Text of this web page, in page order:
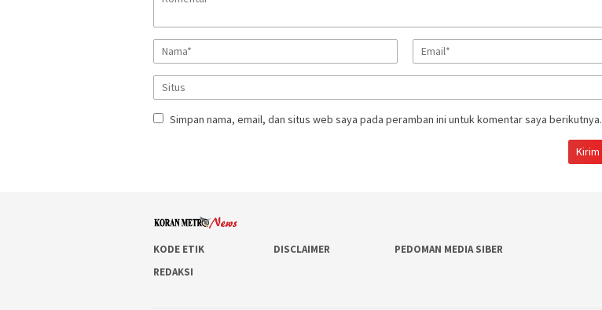
Simpan nama, email, dan situs web saya pada peramban ini untuk komentar saya berikutnya.
KODE ETIK DISCLAIMER
PEDOMAN MEDIA SIBER
REDAKSI